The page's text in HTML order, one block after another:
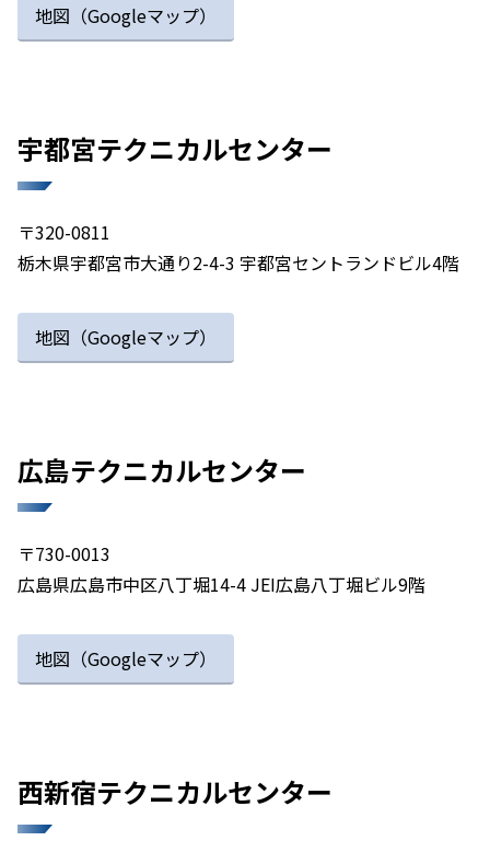
地図（Googleマップ）
宇都宮テクニカルセンター​​
〒320-0811
栃木県宇都宮市大通り2-4-3 宇都宮セントランドビル4階
地図（Googleマップ）
広島テクニカルセンター​
〒730-0013
広島県広島市中区八丁堀14-4 JEI広島八丁堀ビル9階​​
地図（Googleマップ）
西新宿テクニカルセンター​